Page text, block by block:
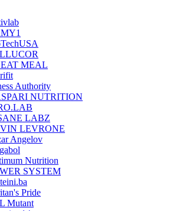
MEAL
Authority
NUTRITION
LABZ
LEVRONE
Angelov
Nutrition
SYSTEM
Pride
Mutant